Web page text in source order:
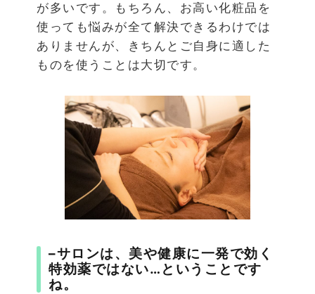
が多いです。もちろん、お高い化粧品を
使っても悩みが全て解決できるわけでは
ありませんが、きちんとご自身に適した
ものを使うことは大切です。
–サロンは、美や健康に一発で効く
特効薬ではない… ということです
ね。